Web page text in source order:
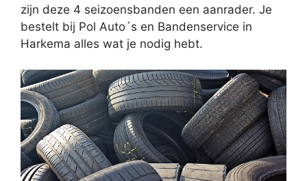
zijn deze 4 seizoensbanden een aanrader. Je
bestelt bij Pol Auto´s en Bandenservice in
Harkema alles wat je nodig hebt.